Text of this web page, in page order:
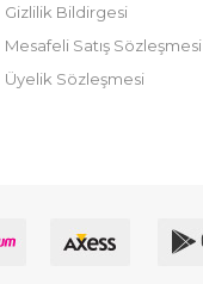
Gizlilik Bildirgesi
Mesafeli Satış Sözleşmesi
Üyelik Sözleşmesi